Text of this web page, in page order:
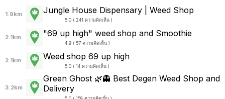
1.9km Jungle House Dispensary | Weed Shop
5.0 ( 241 ความคิดเห็น )
2.1km "69 up high" weed shop and Smoothie
4.9 ( 57 ความคิดเห็น )
2.1km Weed shop 69 up high
5.0 ( 14 ความคิดเห็น )
3.2km
Green Ghost 🌿👻 Best Degen Weed Shop and
Delivery